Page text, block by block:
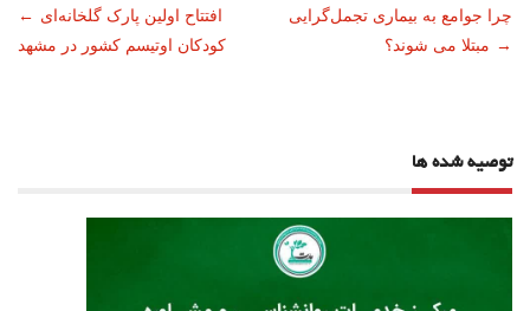
ناوبری
← افتتاح اولین پارک گلخانه‌ای
کودکان اوتیسم کشور در مشهد
چرا جوامع به بیماری تجمل‌گرایی
مبتلا می شوند؟ →
توصیه شده ها